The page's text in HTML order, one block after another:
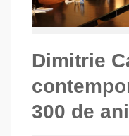
Dimitrie
300 de ani